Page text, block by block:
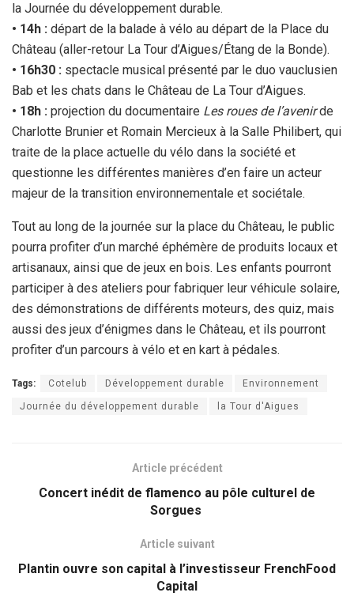
la Journée du développement durable.
• 14h : départ de la balade à vélo au départ de la Place du
Château (aller-retour La Tour d’Aigues/Étang de la Bonde).
• 16h30 : spectacle musical présenté par le duo vauclusien
Bab et les chats dans le Château de La Tour d’Aigues.
• 18h : projection du documentaire Les roues de l’avenirde
Charlotte Brunier et Romain Mercieux à la Salle Philibert, qui
traite de la place actuelle du vélo dans la société et
questionne les différentes manières d’en faire un acteur
majeur de la transition environnementale et sociétale.
Tout au long de la journée sur la place du Château, le public
pourra profiter d’un marché éphémère de produits locaux et
artisanaux, ainsi que de jeux en bois. Les enfants pourront
participer à des ateliers pour fabriquer leur véhicule solaire,
des démonstrations de différents moteurs, des quiz, mais
aussi des jeux d’énigmes dans le Château, et ils pourront
profiter d’un parcours à vélo et en kart à pédales.
Tags: Cotelub Développement durable Environnement
Journée du développement durable la Tour d'Aigues
Article précédent
Concert inédit de flamenco au pôle culturel de
Sorgues
Article suivant
Plantin ouvre son capital à l’investisseur FrenchFood
Capital